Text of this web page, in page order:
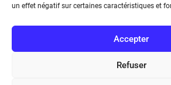
un effet négatif sur certaines caractéristiques et
Accepter
Refuser
Bicentenaire des